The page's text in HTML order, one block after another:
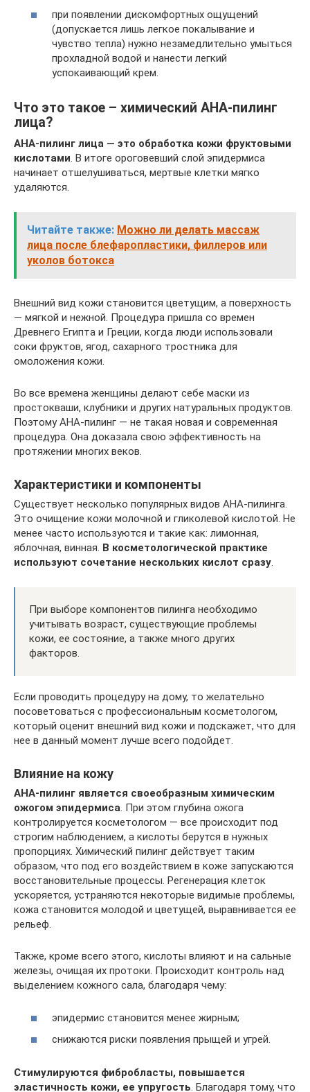
при появлении дискомфортных ощущений
(допускается лишь легкое покалывание и
чувство тепла) нужно незамедлительно умыться
прохладной водой и нанести легкий
успокаивающий крем.
Чтo это тaкoe – химический AHA-пилинг
лицa?
AHA-пилинг лица — это обработка кожи фруктовыми
кислотами. В итоге ороговевший слой эпидермиса
начинает отшелушиваться, мертвые клетки мягко
удаляются.
Читайте также: Можно ли делать массаж
лица после блефаропластики, филлеров или
уколов ботокса
Внешний вид кожи становится цветущим, а поверхность
— мягкой и нежной. Процедура пришла со времен
Древнего Египта и Греции, когда люди использовали
соки фруктов, ягод, сахарного тростника для
омоложения кожи.
Во все времена женщины делают себе маски из
простокваши, клубники и других натуральных продуктов.
Поэтому AHA-пилинг — не такая новая и современная
процедура. Она доказала свою эффективность на
протяжении многих веков.
Характеристики и компоненты
Существует несколько популярных видов AHA-пилинга.
Это очищение кожи молочной и гликолевой кислотой. Не
менее часто используются и такие как: лимонная,
яблочная, винная. В косметологической практике
используют сочетание нескольких кислот сразу.
При выборе компонентов пилинга необходимо
учитывать возраст, существующие проблемы
кожи, ее состояние, а также много других
факторов.
Если проводить процедуру на дому, то желательно
посоветоваться с профессиональным косметологом,
который оценит внешний вид кожи и подскажет, что для
нее в данный момент лучше всего подойдет.
Влияние на кожу
AHA-пилинг является своеобразным химическим
ожогом эпидермиса. При этом глубина ожога
контролируется косметологом — все происходит под
строгим наблюдением, а кислоты берутся в нужных
пропорциях. Химический пилинг действует таким
образом, что под его воздействием в коже запускаются
восстановительные процессы. Регенерация клеток
ускоряется, устраняются некоторые видимые проблемы,
кожа становится молодой и цветущей, выравнивается ее
рельеф.
Также, кроме всего этого, кислоты влияют и на сальные
железы, очищая их протоки. Происходит контроль над
выделением кожного сала, благодаря чему:
эпидермис становится менее жирным;
снижаются риски появления прыщей и угрей.
Стимулируются фибробласты, повышается
эластичность кожи, ее упругость. Благодаря тому, что